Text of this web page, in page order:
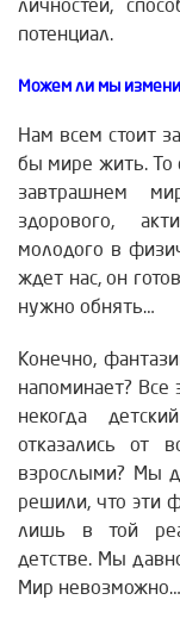
личностей,
потенциал.
Можем ли мы
Нам всем стоит
бы мире жить. То
завтрашнем
здорового,
молодого в
ждет нас, он
нужно обнять…
Конечно,
напоминает? Все
некогда
отказались от
взрослыми? Мы
решили, что эти
лишь в той
детстве. Мы
Мир невозможно…